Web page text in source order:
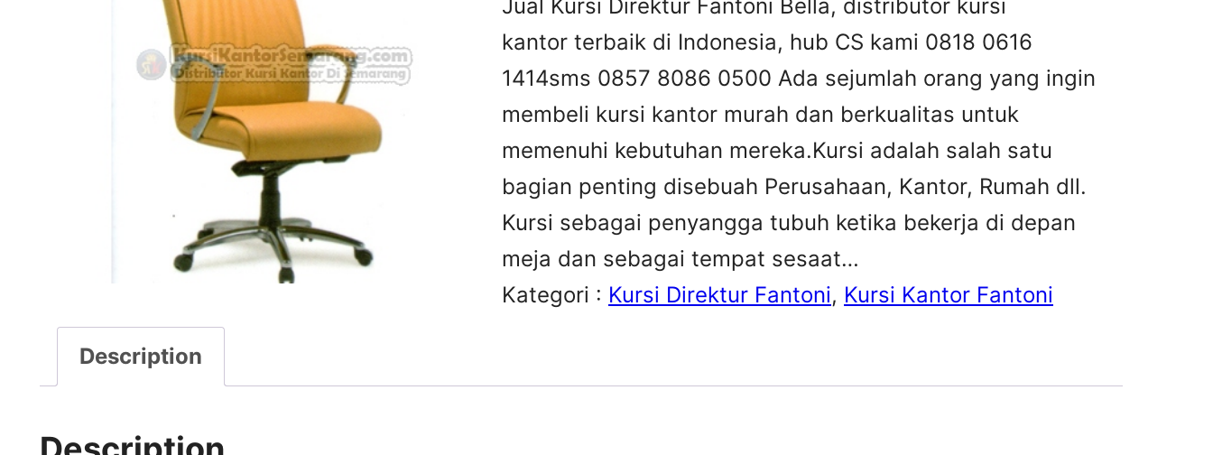
Jual Kursi Direktur Fantoni Bella, distributor kursi
kantor terbaik di Indonesia, hub CS kami 0818 0616
1414sms 0857 8086 0500 Ada sejumlah orang yang ingin
membeli kursi kantor murah dan berkualitas untuk
memenuhi kebutuhan mereka.Kursi adalah salah satu
bagian penting disebuah Perusahaan, Kantor, Rumah dll.
Kursi sebagai penyangga tubuh ketika bekerja di depan
meja dan sebagai tempat sesaat…
Kategori : Kursi Direktur Fantoni, Kursi Kantor Fantoni
Description